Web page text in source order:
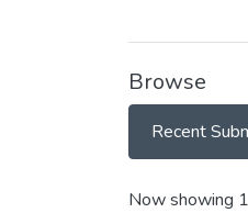
Browse
Recent
Recent
Now showing